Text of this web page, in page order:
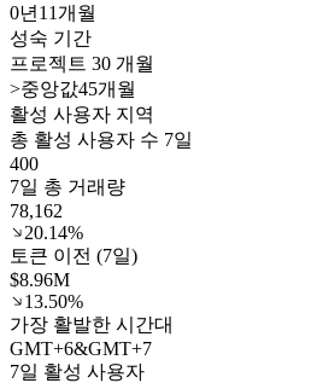
0년 11개월
성숙 기간
프로젝트 30 개월
>중앙값45개월
활성 사용자 지역
총 활성 사용자 수 7일
400
7일 총 거래량
78,162
20.14%
토큰 이전 (7일)
$8.96M
13.50%
가장 활발한 시간대
GMT+6&GMT+7
7일 활성 사용자